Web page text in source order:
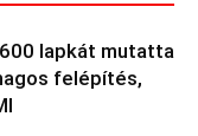
lapkát mutatta
felépítés,